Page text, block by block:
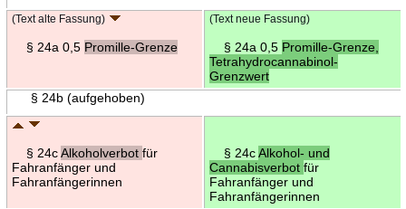
(Text alte Fassung)
§ 24a 0,5 Promille-Grenze
(Text neue Fassung)
§ 24a 0,5 Promille-Grenze,
Tetrahydrocannabinol-
Grenzwert
§ 24b (aufgehoben)
§ 24cAlkoholverbot für
Fahranfänger und
Fahranfängerinnen
§ 24cAlkohol- und
Cannabisverbot für
Fahranfänger und
Fahranfängerinnen